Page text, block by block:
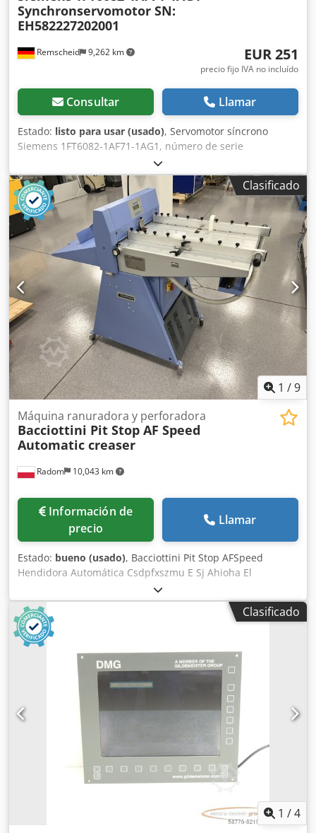
Remscheid 9,262 km
Synchronservomotor SN:
EH582227202001
EUR 251
precio fijo IVA no incluído
Consultar Llamar
Estado: listo para usar (usado), Servomotor síncrono
Siemens 1FT6082-1AF71-1AG1, número de serie
EH582227202001, con codificador óptico de 2048
impulsos/revolución. Usado, en buen estado de
conservación, 100 % operativo. El alcance del suministro se
corresponde con las fotografías. Cjdpszl N R Hjfx Ahisha
Clasificado
1 /9
Radom 10,043 km
Máquina ranuradora y perforadora
Bacciottini Pit Stop AF Speed
Automatic creaser
Información de
precio
Llamar
Estado: bueno (usado), Bacciottini Pit Stop AFSpeed
Hendidora Automática Csdpfxszmu E Sj Ahioha El
dispositivo está completamente operativo y listo para su
uso. Es el sistema de hendido y perforado más eficiente
del mercado, con un diseño robusto. Fabricado en Italia.
Alimentación continua por vacío con posibilidad de añadir
material durante el funcionamiento. Dos compresores
independientes (aspiración y soplado). El conjunto incluye
herramientas de hendido y perforado. Datos técnicos:
Tamaño máximo de hoja: 500 x 700 mm Tamaño mínimo
de hoja: 100 x 150 mm Velocidad máxima (para formato
A4): 8000 hojas/h Gramaje del material: 80-600 GSM
Número máximo de hendidos por hoja: 100 Distancia
mínima entre hendidos: 0,1 mm Precisión de ajuste: 0,1
mm Alimentación eléctrica: 400 V Consumo de potencia:
3,5 kW Peso: 200 kg Dimensiones: 1600 x 800 x 1200 mm
Clasificado
1 /4